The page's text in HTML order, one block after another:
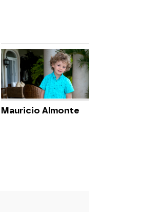
Mauricio Almonte